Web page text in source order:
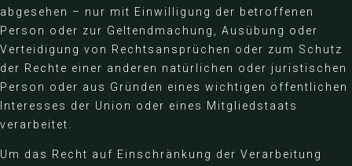
abgesehen – nur mit Einwilligung der betroffenen
Person oder zur Geltendmachung, Ausübung oder
Verteidigung von Rechtsansprüchen oder zum Schutz
der Rechte einer anderen natürlichen oder juristischen
Person oder aus Gründen eines wichtigen öffentlichen
Interesses der Union oder eines Mitgliedstaats
verarbeitet.
Um das Recht auf Einschränkung der Verarbeitung